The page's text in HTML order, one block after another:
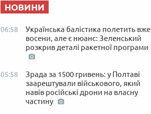
НОВИНИ
06:58
Українська балістика полетить вже
восени, але є нюанс: Зеленський
розкрив деталі ракетної програми
05:58
Зрада за 1500 гривень: у Полтаві
заарештували військового, який
навів російські дрони на власну
частину